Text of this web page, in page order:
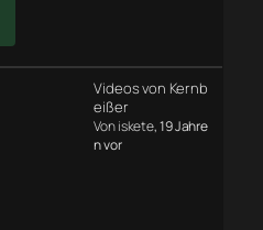
Videos von Kernb
eißer
Von iskete, 19 Jahre
n vor